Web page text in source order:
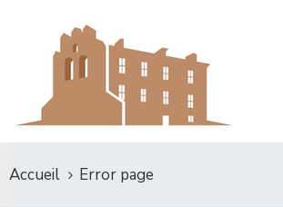
Accueil Error page